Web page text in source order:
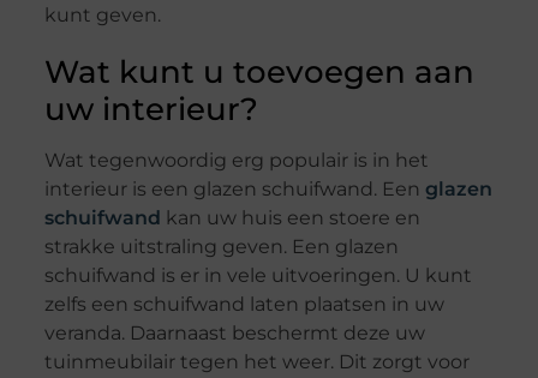
kunt geven.
Wat kunt u toevoegen aan
uw interieur?
Wat tegenwoordig erg populair is in het
interieur is een glazen schuifwand. Een glazen
schuifwand kan uw huis een stoere en
strakke uitstraling geven. Een glazen
schuifwand is er in vele uitvoeringen. U kunt
zelfs een schuifwand laten plaatsen in uw
veranda. Daarnaast beschermt deze uw
tuinmeubilair tegen het weer. Dit zorgt voor